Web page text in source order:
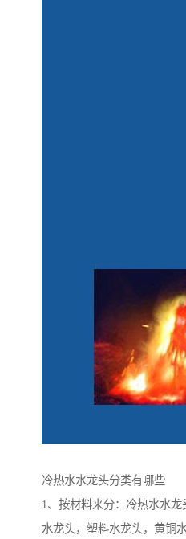
冷热水水龙头分类有哪些
1、按材料来分：冷热水水
水龙头，塑料水龙头，黄铜